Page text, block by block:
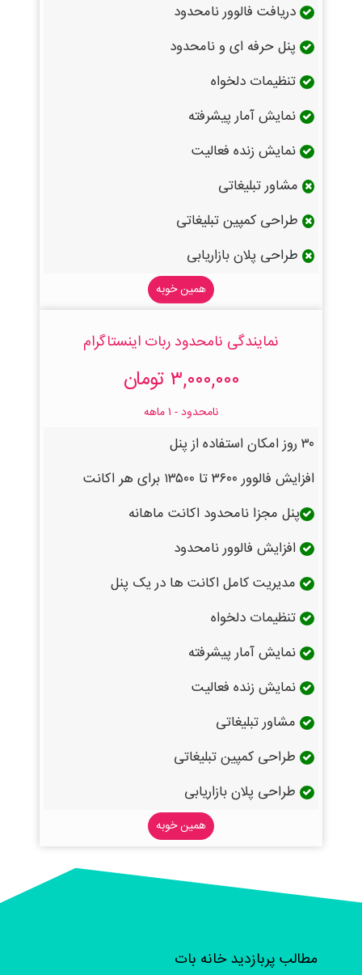
دریافت فالوور نامحدود
پنل حرفه ای و نامحدود
تنظیمات دلخواه
نمایش آمار پیشرفته
نمایش زنده فعالیت
مشاور تبلیغاتی
طراحی کمپین تبلیغاتی
طراحی پلان بازاریابی
همین خوبه
نمایندگی نامحدود ربات اینستاگرام
۳,۰۰۰,۰۰۰ تومان
نامحدود - ۱ ماهه
۳۰ روز امکان استفاده از پنل
افزایش فالوور ۳۶۰۰ تا ۱۳۵۰۰ برای هر اکانت
پنل مجزا نامحدود اکانت ماهانه
افزایش فالوور نامحدود
مدیریت کامل اکانت ها در یک پنل
تنظیمات دلخواه
نمایش آمار پیشرفته
نمایش زنده فعالیت
مشاور تبلیغاتی
طراحی کمپین تبلیغاتی
طراحی پلان بازاریابی
همین خوبه
مطالب پربازدید خانه بات